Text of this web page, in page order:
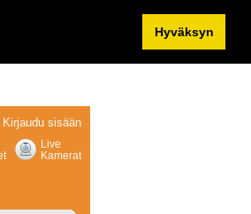
Hyväksyn
Kirjaudu sisään
Live
Kamerat